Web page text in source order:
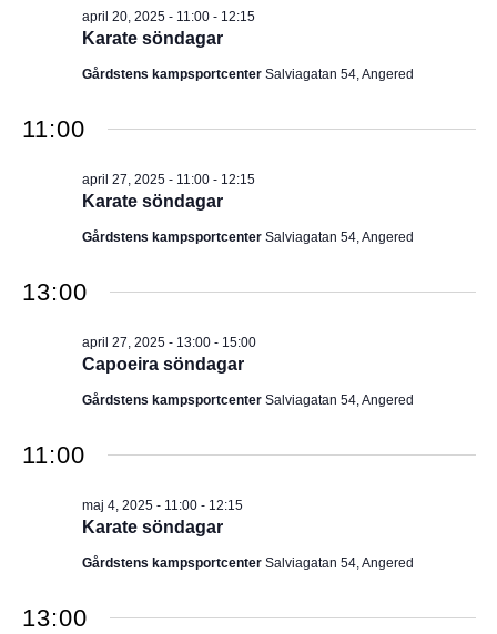
Karate söndagar
april 20, 2025 - 11:00- 12:15
Gårdstens kampsportcenter Salviagatan 54, Angered
11:00
Karate söndagar
april 27, 2025 - 11:00- 12:15
Gårdstens kampsportcenter Salviagatan 54, Angered
13:00
Capoeira söndagar
april 27, 2025 - 13:00- 15:00
Gårdstens kampsportcenter Salviagatan 54, Angered
11:00
Karate söndagar
maj 4, 2025 - 11:00- 12:15
Gårdstens kampsportcenter Salviagatan 54, Angered
13:00